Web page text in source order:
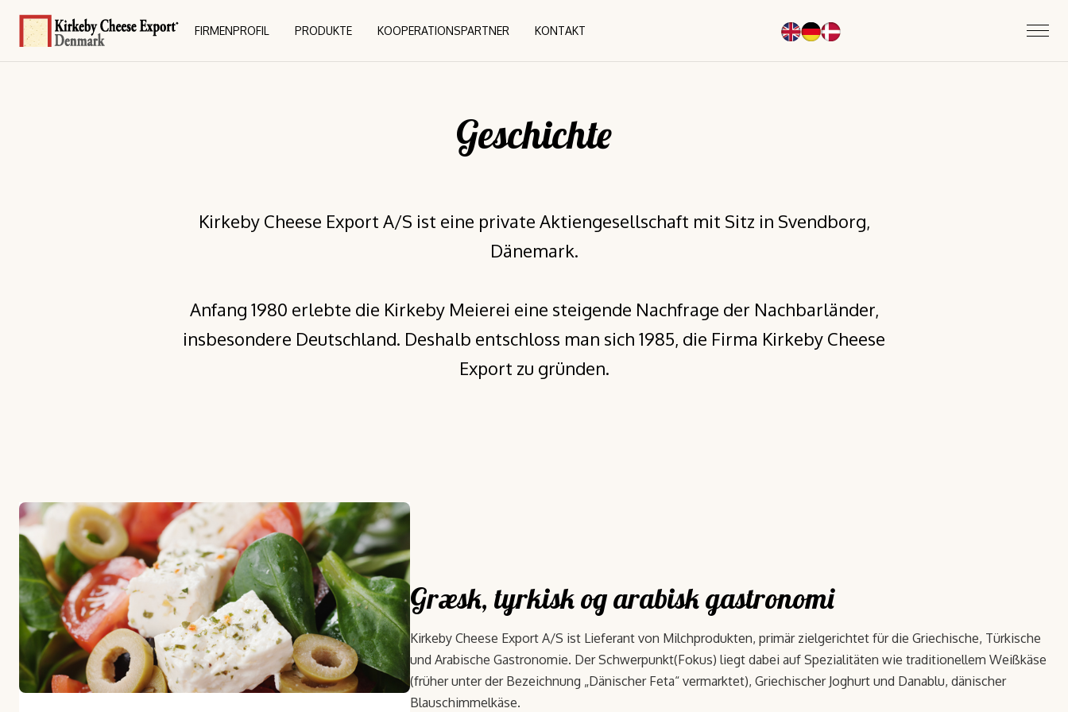
FIRMENPROFIL
PRODUKTE
KOOPERATIONSPARTNER
KONTAKT
Geschichte
Kirkeby Cheese Export A/S ist eine private Aktiengesellschaft mit Sitz in Svendborg,
Dänemark.
Anfang 1980 erlebte die Kirkeby Meierei eine steigende Nachfrage der Nachbarländer,
insbesondere Deutschland. Deshalb entschloss man sich 1985, die Firma Kirkeby Cheese
Export zu gründen.
Græsk, tyrkisk og arabisk gastronomi
Kirkeby Cheese Export A/S ist Lieferant von Milchprodukten, primär zielgerichtet für die Griechische, Türkische
und Arabische Gastronomie. Der Schwerpunkt(Fokus) liegt dabei auf Spezialitäten wie traditionellem Weißkäse
(früher unter der Bezeichnung „Dänischer Feta“ vermarktet), Griechischer Joghurt und Danablu, dänischer
Blauschimmelkäse.